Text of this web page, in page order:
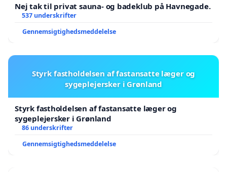
Nej tak til privat sauna- og badeklub på Havnegade.
537 underskrifter
Gennemsigtighedsmeddelelse
Styrk fastholdelsen af fastansatte læger og
sygeplejersker i Grønland
Styrk fastholdelsen af fastansatte læger og
sygeplejersker i Grønland
86 underskrifter
Gennemsigtighedsmeddelelse